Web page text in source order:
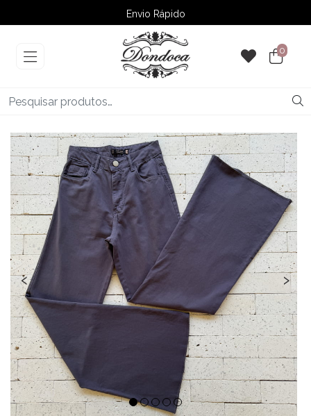
Envio Rápido
➚ Ofertas– Até 60% OFF
0
‹ ›